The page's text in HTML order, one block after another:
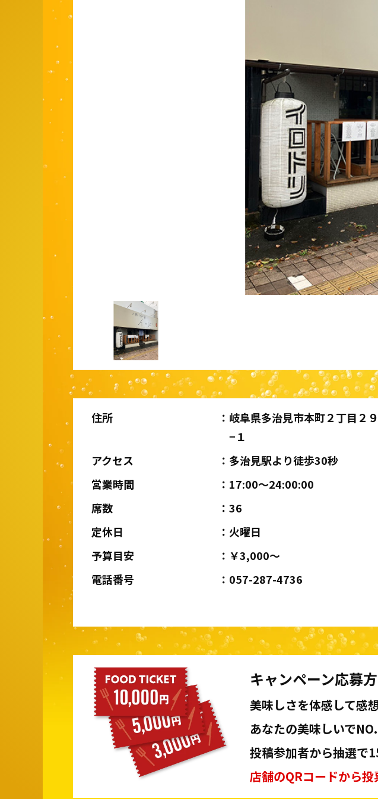
住所
岐阜県多治見市本町２丁目２９
−１
アクセス
多治見駅より徒歩30秒
営業時間
17:00〜24:00:00
席数
36
定休日
火曜日
予算目安
￥3,000～
電話番号
057-287-4736
キャンペーン応募
美味しさを体感して感
あなたの美味しいで
投稿参加者から抽選で
店舗のQRコードから投